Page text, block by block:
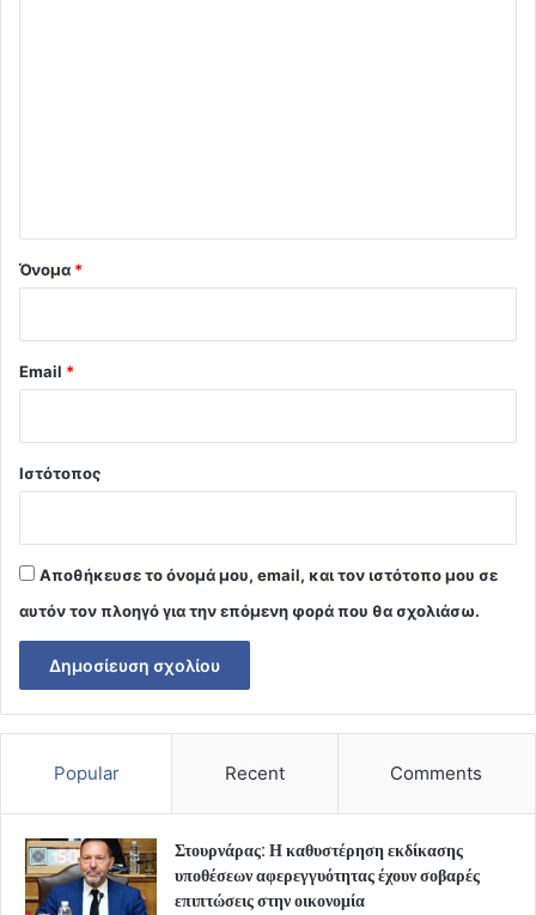
Όνομα *
Email *
Ιστότοπος
Αποθήκευσε το όνομά μου, email, και τον ιστότοπο μου σε
αυτόν τον πλοηγό για την επόμενη φορά που θα σχολιάσω.
Popular Recent Comments
Στουρνάρας: Η καθυστέρηση εκδίκασης
υποθέσεων αφερεγγυότητας έχουν σοβαρές
επιπτώσεις στην οικονομία